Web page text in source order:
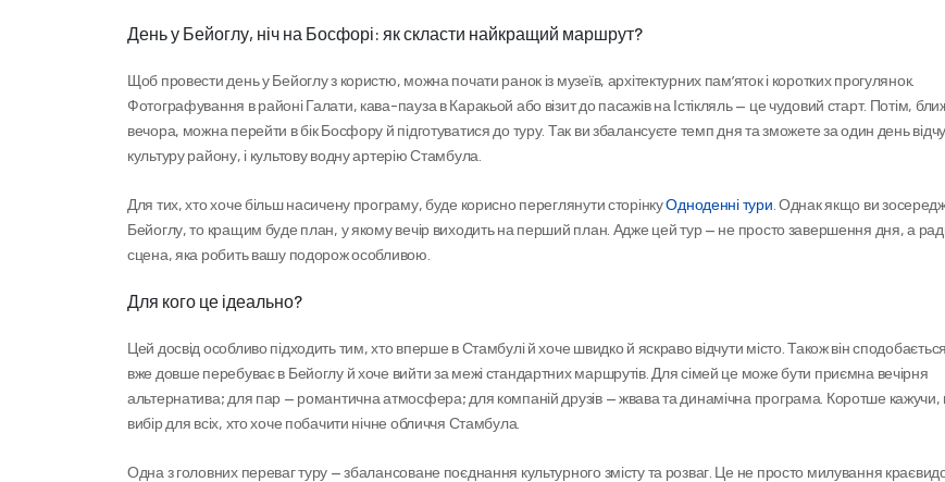
День у Бейоглу, ніч на Босфорі: як скласти найкращий маршрут?
Щоб провести день у Бейоглу з користю, можна почати ранок із музеїв, архітектурних пам’яток і коротких прогулянок.
Фотографування в районі Галати, кава-пауза в Каракьой або візит до пасажів на Істікляль — це чудовий старт. Потім,
вечора, можна перейти в бік Босфору й підготуватися до туру. Так ви збалансуєте темп дня та зможете за один день
культуру району, і культову водну артерію Стамбула.
Для тих, хто хоче більш насичену програму, буде корисно переглянути сторінку Одноденні тури . Однак якщо ви
Бейоглу, то кращим буде план, у якому вечір виходить на перший план. Адже цей тур — не просто завершення дня, а
сцена, яка робить вашу подорож особливою.
Для кого це ідеально?
Цей досвід особливо підходить тим, хто вперше в Стамбулі й хоче швидко й яскраво відчути місто. Також він
вже довше перебуває в Бейоглу й хоче вийти за межі стандартних маршрутів. Для сімей це може бути приємна вечірня
альтернатива; для пар — романтична атмосфера; для компаній друзів — жвава та динамічна програма. Коротше
вибір для всіх, хто хоче побачити нічне обличчя Стамбула.
Одна з головних переваг туру — збалансоване поєднання культурного змісту та розваг. Це не просто милування